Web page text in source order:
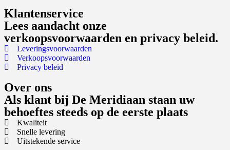
Klantenservice
Lees aandacht onze
verkoopsvoorwaarden en privacy beleid.
Leveringsvoorwaarden
Verkoopsvoorwaarden
Privacy beleid
Over ons
Als klant bij De Meridiaan staan uw
behoeftes steeds op de eerste plaats
Kwaliteit
Snelle levering
Uitstekende service